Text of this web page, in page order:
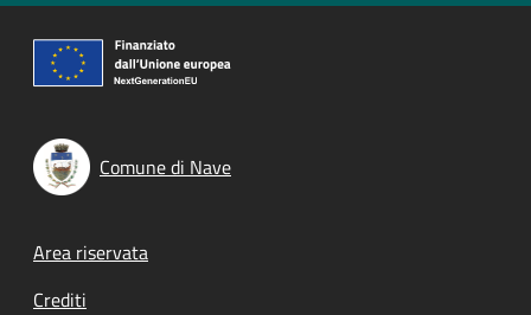
Comune di Nave
Footer menu
Area riservata
Crediti